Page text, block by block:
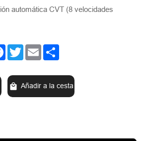
automática CVT (8 velocidades
Facebook
TwitterEmail
Añadir a la cesta